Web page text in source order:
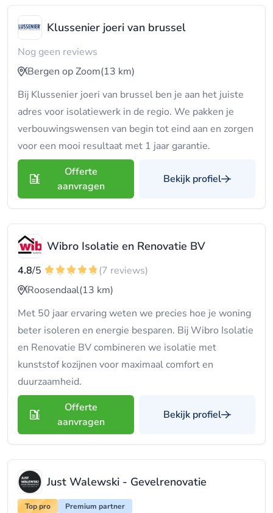
Klussenier joeri van brussel
Nog geen reviews
Bergen op Zoom(13 km)
Bij Klussenier joeri van brussel ben je aan het juiste
adres voor isolatiewerk in de regio. We pakken je
verbouwingswensen van begin tot eind aan en zorgen
voor een mooi resultaat met 1 jaar garantie.
Offerte
aanvragen
Bekijk profiel
Wibro Isolatie en Renovatie BV
4.8/5
(7 reviews)
Roosendaal(13 km)
Met 50 jaar ervaring weten we precies hoe je woning
beter isoleren en energie besparen. Bij Wibro Isolatie
en Renovatie BV combineren we isolatie met
kunststof kozijnen voor maximaal comfort en
duurzaamheid.
Offerte
aanvragen
Bekijk profiel
Just Walewski - Gevelrenovatie
Top pro Premium partner